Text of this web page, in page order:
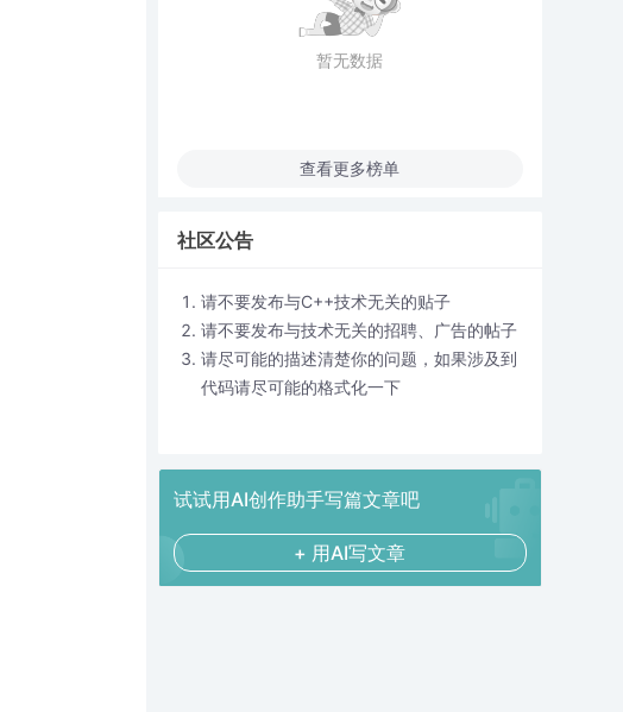
暂无数据
查看更多榜单
社区公告
请不要发布与C++技术无关的贴子
请不要发布与技术无关的招聘、广告的帖子
请尽可能的描述清楚你的问题，如果涉及到
代码请尽可能的格式化一下
试试用AI创作助手写篇文章吧
+ 用AI写文章